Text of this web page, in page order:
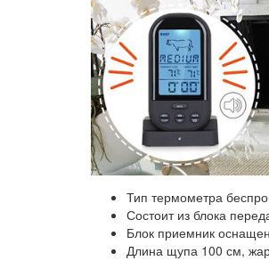
Тип термометра
Состоит из блока
Блок приемник
Длина щупа 100 см,